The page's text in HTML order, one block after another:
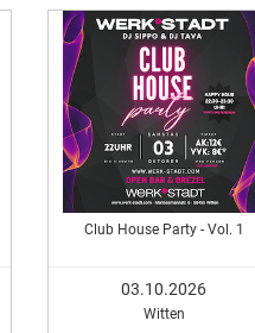
Club House Party - Vol. 1
03.10.2026
Witten